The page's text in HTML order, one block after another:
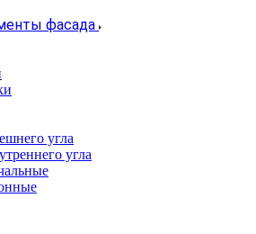
фасада
угла
угла